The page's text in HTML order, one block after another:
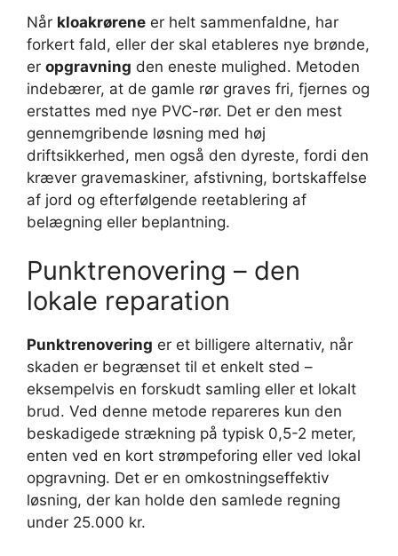
Når kloakrørene er helt sammenfaldne, har
forkert fald, eller der skal etableres nye brønde,
er opgravning den eneste mulighed. Metoden
indebærer, at de gamle rør graves fri, fjernes og
erstattes med nye PVC-rør. Det er den mest
gennemgribende løsning med høj
driftsikkerhed, men også den dyreste, fordi den
kræver gravemaskiner, afstivning, bortskaffelse
af jord og efterfølgende reetablering af
belægning eller beplantning.
Punktrenovering – den
lokale reparation
Punktrenovering er et billigere alternativ, når
skaden er begrænset til et enkelt sted –
eksempelvis en forskudt samling eller et lokalt
brud. Ved denne metode repareres kun den
beskadigede strækning på typisk 0,5-2 meter,
enten ved en kort strømpeforing eller ved lokal
opgravning. Det er en omkostningseffektiv
løsning, der kan holde den samlede regning
under 25.000 kr.